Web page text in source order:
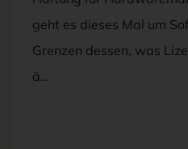
geht es dieses Mal um
Grenzen dessen, was
ä…